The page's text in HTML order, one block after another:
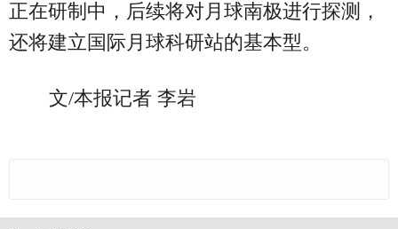
正在研制中，后续将对月球南极进行探测，
还将建立国际月球科研站的基本型。
文/本报记者 李岩